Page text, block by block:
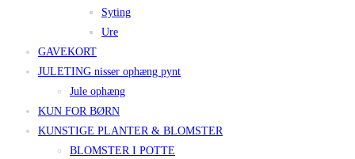
Syting
Ure
GAVEKORT
JULETING nisser ophæng pynt
Jule ophæng
KUN FOR BØRN
KUNSTIGE PLANTER & BLOMSTER
BLOMSTER I POTTE